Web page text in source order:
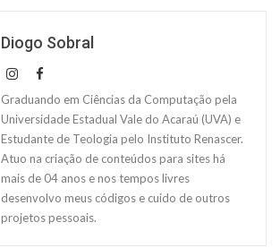
Diogo Sobral
Graduando em Ciências da Computação pela
Universidade Estadual Vale do Acaraú (UVA) e
Estudante de Teologia pelo Instituto Renascer.
Atuo na criação de conteúdos para sites há
mais de 04 anos e nos tempos livres
desenvolvo meus códigos e cuido de outros
projetos pessoais.